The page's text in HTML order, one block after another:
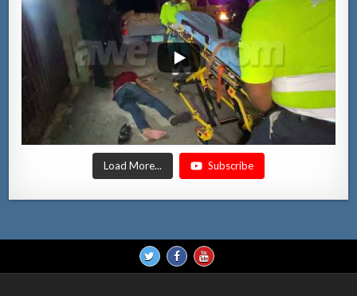
Load More... Subscribe